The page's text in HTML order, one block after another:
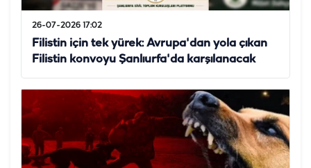
26-07-2026 17:02
Filistin için tek yürek: Avrupa'dan yola çıkan
Filistin konvoyu Şanlıurfa'da karşılanacak